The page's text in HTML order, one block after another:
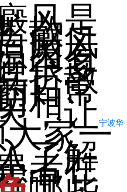
是
散
癜风
因有
很多
扩散
日常
相
，让 宁波华
家一
了解
者在
中，